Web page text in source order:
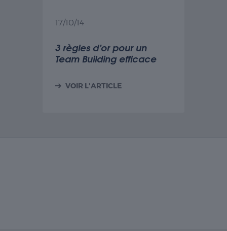
17/10/14
3 règles d’or pour un
Team Building efficace
VOIR L'ARTICLE